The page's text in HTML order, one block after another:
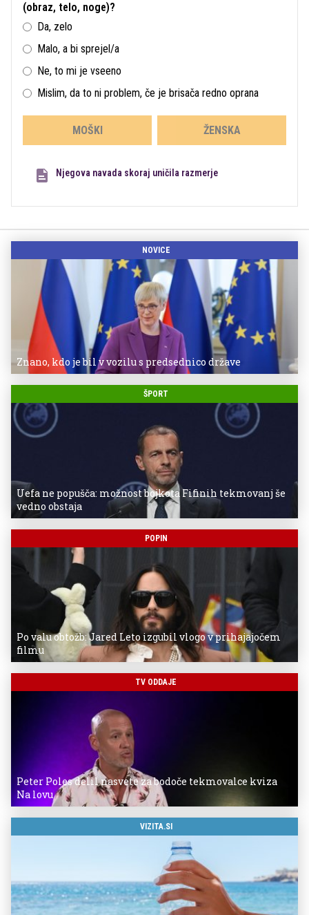
(obraz, telo, noge)?
Da, zelo
Malo, a bi sprejel/a
Ne, to mi je vseeno
Mislim, da to ni problem, če je brisača redno oprana
MOŠKI ŽENSKA
Njegova navada skoraj uničila razmerje
NOVICE
Znano, kdo je bil v vozilu s predsednico države
ŠPORT
Uefa ne popušča: možnost bojkota Fifinih tekmovanj še
vedno obstaja
POPIN
Po valu obtožb: Jared Leto izgubil vlogo v prihajajočem
filmu
TV ODDAJE
Peter Poles delil nasvete za bodoče tekmovalce kviza
Na lovu
VIZITA.SI